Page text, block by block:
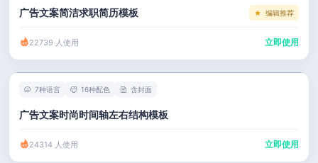
房产建筑
广告文案简洁求职简历模板 编辑推荐
22739 人使用 立即使用
7种语言 16种配色 含封面
广告文案时尚时间轴左右结构模板
24314 人使用 立即使用